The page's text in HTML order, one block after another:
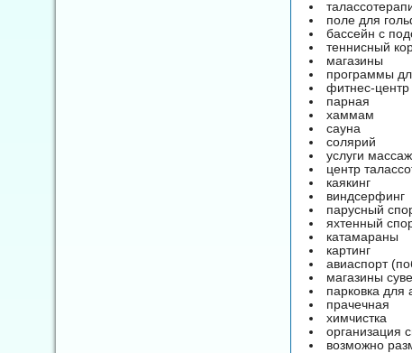
поле для
бассейн с
теннисный
магазины
программы
фитнес-центр
парная
хаммам
сауна
солярий
услуги
центр
каякинг
виндсерфинг
парусный
яхтенный
катамараны
картинг
авиаспорт
магазины
парковка для
прачечная
химчистка
организация
возможно